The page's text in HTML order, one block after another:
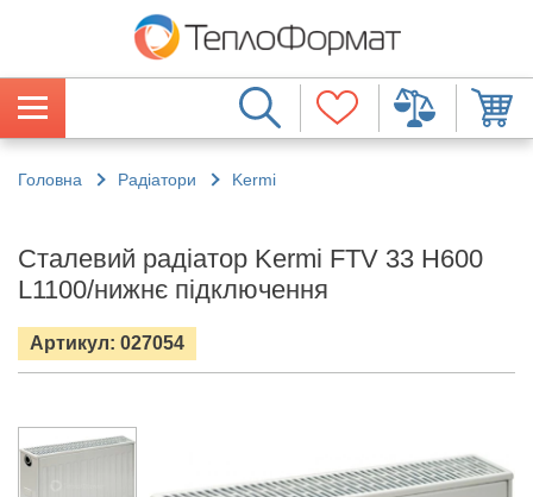
Головна Радіатори Kermi
Сталевий радіатор Kermi FTV 33 H600
L1100/нижнє підключення
Артикул: 027054